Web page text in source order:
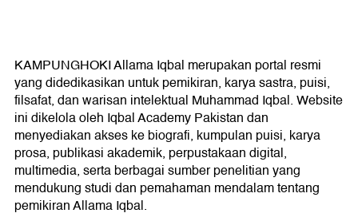
KAMPUNGHOKI Allama Iqbal merupakan portal resmi
yang didedikasikan untuk pemikiran, karya sastra, puisi,
filsafat, dan warisan intelektual Muhammad Iqbal. Website
ini dikelola oleh Iqbal Academy Pakistan dan
menyediakan akses ke biografi, kumpulan puisi, karya
prosa, publikasi akademik, perpustakaan digital,
multimedia, serta berbagai sumber penelitian yang
mendukung studi dan pemahaman mendalam tentang
pemikiran Allama Iqbal.